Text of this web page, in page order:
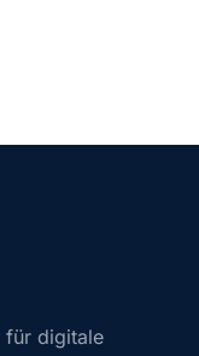
für digitale